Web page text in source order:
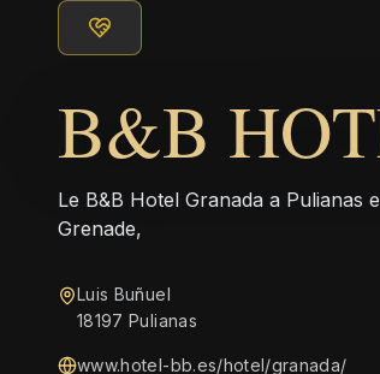
B&B
Le B&B Hotel Granada a
Grenade,
Luis Buñuel
18197 Pulianas
www.hotel-bb.es/hotel/granada/